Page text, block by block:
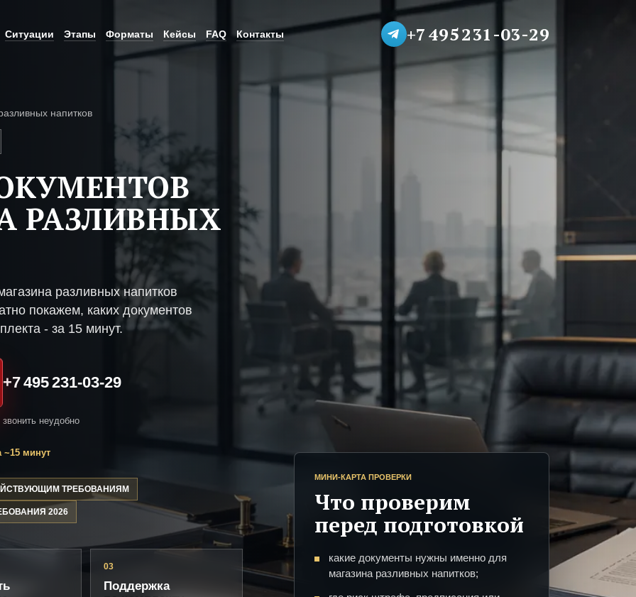
Ситуации Этапы Форматы Кейсы FAQ Контакты +7 495 231-03-29
напитков
РАЗЛИВНЫХ
разливных напитков
покажем, каких документов
- за 15 минут.
+7 495 231-03-29
неудобно
~15 минут
ТРЕБОВАНИЯМ
2026
03
Поддержка
МИНИ-КАРТА ПРОВЕРКИ
Что проверим
перед подготовкой
какие документы нужны именно для
магазина разливных напитков;